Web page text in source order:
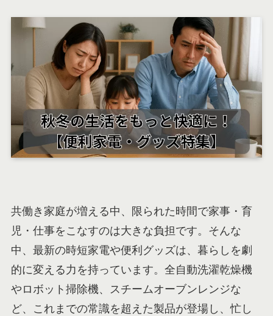
共働き家庭が増える中、限られた時間で家事・育
児・仕事をこなすのは大きな負担です。そんな
中、最新の時短家電や便利グッズは、暮らしを劇
的に変える力を持っています。全自動洗濯乾燥機
やロボット掃除機、スチームオーブンレンジな
ど、これまでの常識を超えた製品が登場し、忙し